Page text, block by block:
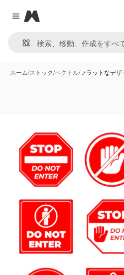
Close menu
Magnific
ホーム/ストック/ベクトル/フラットなデ